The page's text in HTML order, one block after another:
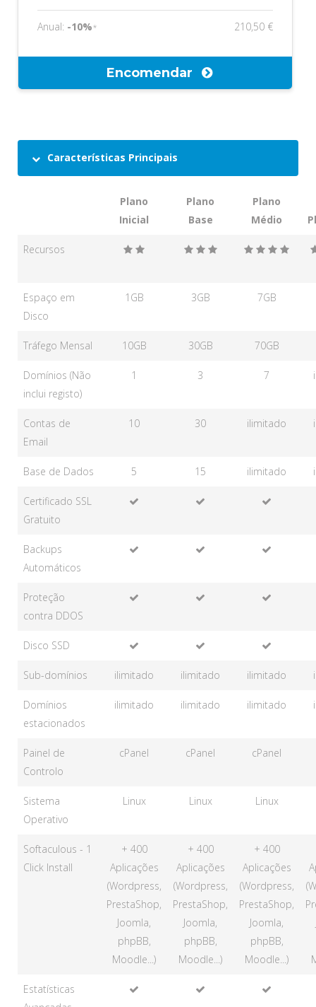
Anual: -10%* 210,50 €
Encomendar
Características Principais
Plano
Inicial
Plano
Base
Plano
Médio
Recursos
Espaço em
Disco
1GB 3GB 7GB
Tráfego Mensal 10GB 30GB 70GB
Domínios (Não
inclui registo)
1 3 7
Contas de
Email
10 30 ilimitado
Base de Dados 5 15 ilimitado
Certificado SSL
Gratuito
Backups
Automáticos
Proteção
contra DDOS
Disco SSD
Sub-domínios ilimitado ilimitado ilimitado
Domínios
estacionados
ilimitado ilimitado ilimitado
Painel de
Controlo
cPanel cPanel cPanel
Sistema
Operativo
Linux Linux Linux
Softaculous - 1
Click Install
+ 400
Aplicações
(Wordpress,
PrestaShop,
Joomla,
phpBB,
Moodle...)
+ 400
Aplicações
(Wordpress,
PrestaShop,
Joomla,
phpBB,
Moodle...)
+ 400
Aplicações
(Wordpress,
PrestaShop,
Joomla,
phpBB,
Moodle...)
Estatísticas